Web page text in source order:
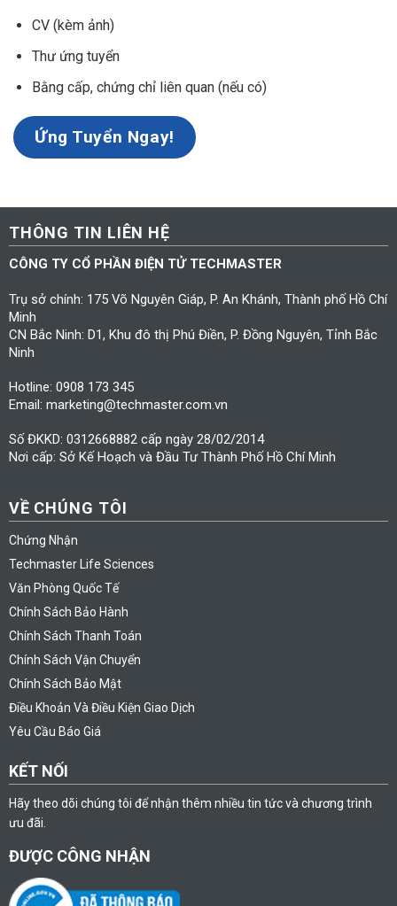
CV (kèm ảnh)
Thư ứng tuyển
Bằng cấp, chứng chỉ liên quan (nếu có)
Ứng Tuyển Ngay!
THÔNG TIN LIÊN HỆ
CÔNG TY CỔ PHẦN ĐIỆN TỬ TECHMASTER
Trụ sở chính: 175 Võ Nguyên Giáp, P. An Khánh, Thành phố Hồ Chí
Minh
CN Bắc Ninh: D1, Khu đô thị Phú Điền, P. Đồng Nguyên, Tỉnh Bắc
Ninh
Hotline: 0908 173 345
Email: marketing@techmaster.com.vn
Số ĐKKD: 0312668882 cấp ngày 28/02/2014
Nơi cấp: Sở Kế Hoạch và Đầu Tư Thành Phố Hồ Chí Minh
VỀ CHÚNG TÔI
Chứng Nhận
Techmaster Life Sciences
Văn Phòng Quốc Tế
Chính Sách Bảo Hành
Chính Sách Thanh Toán
Chính Sách Vận Chuyển
Chính Sách Bảo Mật
Điều Khoản Và Điều Kiện Giao Dịch
Yêu Cầu Báo Giá
KẾT NỐI
Hãy theo dõi chúng tôi để nhận thêm nhiều tin tức và chương trình
ưu đãi.
ĐƯỢC CÔNG NHẬN